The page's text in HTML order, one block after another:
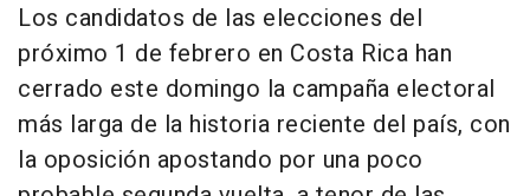
Los candidatos de las elecciones del
próximo 1 de febrero en Costa Rica han
cerrado este domingo la campaña electoral
más larga de la historia reciente del país, con
la oposición apostando por una poco